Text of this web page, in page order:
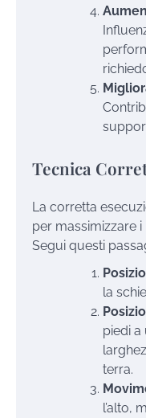
Tecnica
La corretta
per massimizzare
Segui questi
la
piedi a
terra.
l’alto,